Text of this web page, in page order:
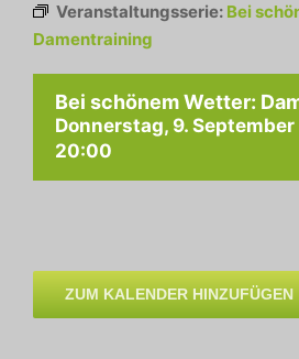
Veranstaltungsserie: Bei
Damentraining
Bei schönem Wetter:
Donnerstag, 9.
20:00
ZUM KALENDER HINZUFÜGEN